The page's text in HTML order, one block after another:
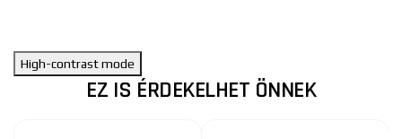
High-contrast mode
EZ IS ÉRDEKELHET ÖNNEK